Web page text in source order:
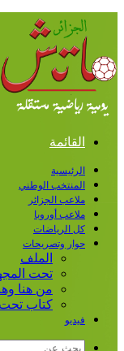
القائمة
الرئيسية
المنتخب الوطني
ملاعب الجزائر
ملاعب أوروبا
كل الرياضات
حوار وتصريحات
الملف
تحت
من هنا
كتاب تحت
فيديو